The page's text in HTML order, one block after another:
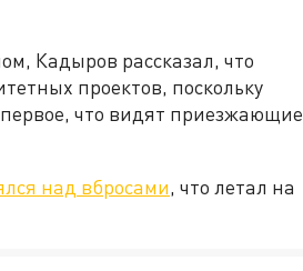
Кадыров рассказал, что
проектов, поскольку
первое, что видят приезжающие
над вбросами, что летал на